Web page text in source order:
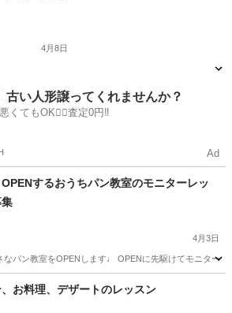
4月8日
他古い人形譲ってくれませんか？
くてもOK🙆‍♀️査定0円‼️
Ad
するおうちパン教室のモニターレッ
4月3日
なパン教室をOPENします♩ OPENに先駆けてモニター
駅 パン レッスン
、お料理、デザートのレッスン